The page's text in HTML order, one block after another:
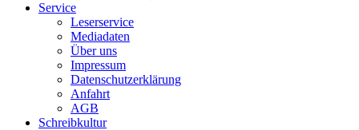
Service
Leserservice
Mediadaten
Über uns
Impressum
Datenschutzerklärung
Anfahrt
AGB
Schreibkultur